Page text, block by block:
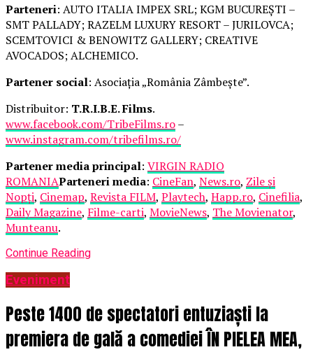
Parteneri: AUTO ITALIA IMPEX SRL; KGM BUCUREȘTI –
SMT PALLADY; RAZELM LUXURY RESORT – JURILOVCA;
SCEMTOVICI & BENOWITZ GALLERY; CREATIVE
AVOCADOS; ALCHEMICO.
Partener social: Asociația „România Zâmbește”.
Distribuitor: T.R.I.B.E. Films.
www.facebook.com/TribeFilms.ro–
www.instagram.com/tribefilms.ro/
Partener media principal: VIRGIN RADIO
ROMANIAParteneri media: CineFan, News.ro, Zile și
Nopți, Cinemap, Revista FILM, Playtech, Happ.ro, Cinefilia,
Daily Magazine, Filme-carti, MovieNews, The Movienator,
Munteanu.
Continue Reading
Eveniment
Peste 1400 de spectatori entuziaști la
premiera de gală a comediei ÎN PIELEA MEA,